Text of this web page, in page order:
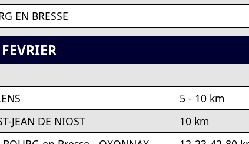
EN BRESSE
FEVRIER
5 - 10 km
JEAN DE NIOST
10 km